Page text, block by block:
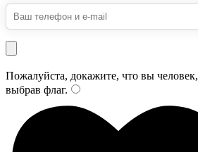
Пожалуйста, докажите, что вы человек,
выбрав флаг.